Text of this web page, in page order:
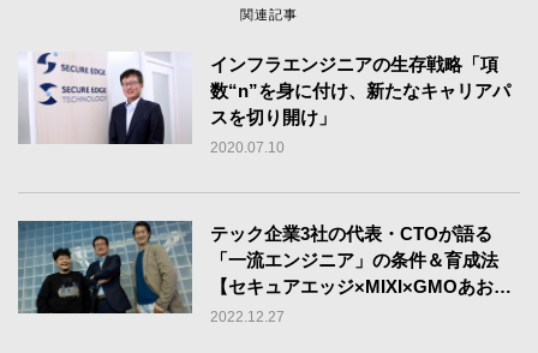
関連記事
インフラエンジニアの生存戦略「項
数“n”を身に付け、新たなキャリアパ
スを切り開け」
2020.07.10
テック企業3社の代表・CTOが語る
「一流エンジニア」の条件＆育成法
【セキュアエッジ×MIXI×GMOあおぞ
らネット銀行】
2022.12.27